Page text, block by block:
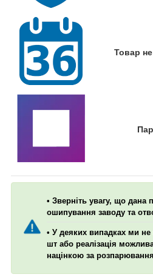
Товар
• Зверніть увагу, що дана
ошипування заводу та
• У деяких випадках ми
шт або реалізація
націнкою за